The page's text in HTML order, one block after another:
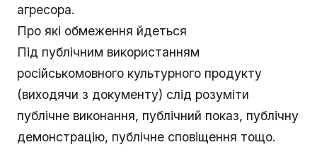
агресора.
Про які обмеження йдеться
Під публічним використанням
російськомовного культурного продукту
(виходячи з документу) слід розуміти
публічне виконання, публічний показ, публічну
демонстрацію, публічне сповіщення тощо.